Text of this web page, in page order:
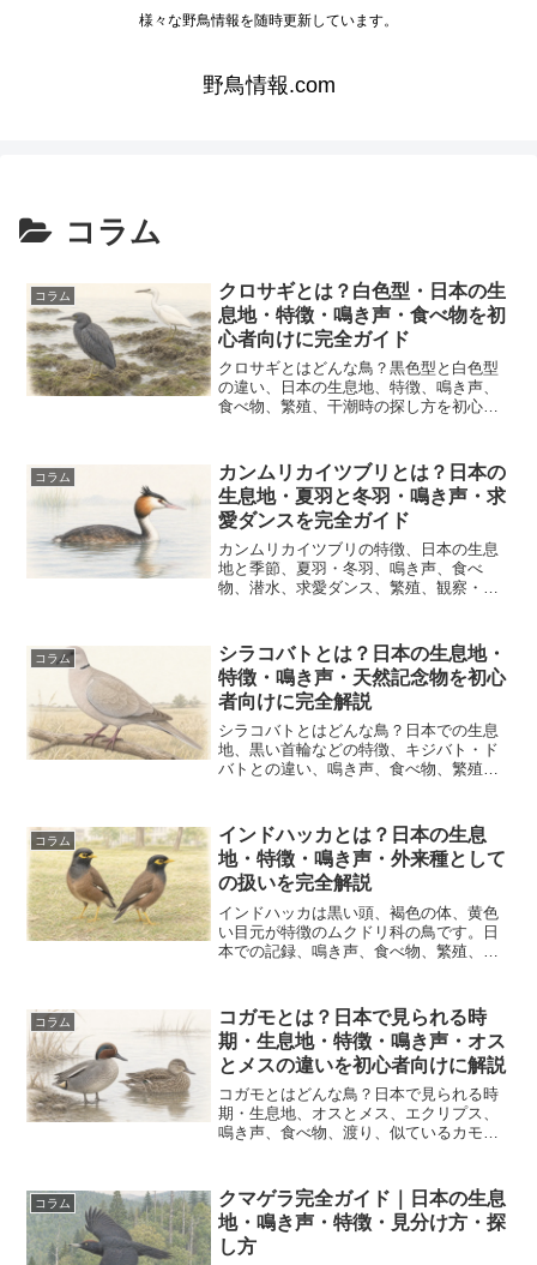
様々な野鳥情報を随時更新しています。
野鳥情報.com
コラム
コラム
クロサギとは？白色型・日本の生
息地・特徴・鳴き声・食べ物を初
心者向けに完全ガイド
クロサギとはどんな鳥？黒色型と白色型
の違い、日本の生息地、特徴、鳴き声、
食べ物、繁殖、干潮時の探し方を初心者
コラム
カンムリカイツブリとは？日本の
生息地・夏羽と冬羽・鳴き声・求
愛ダンスを完全ガイド
カンムリカイツブリの特徴、日本の生息
地と季節、夏羽・冬羽、鳴き声、食べ
物、潜水、求愛ダンス、繁殖、観察・撮
コラム
シラコバトとは？日本の生息地・
特徴・鳴き声・天然記念物を初心
者向けに完全解説
シラコバトとはどんな鳥？日本での生息
地、黒い首輪などの特徴、キジバト・ド
バトとの違い、鳴き声、食べ物、繁殖、
コラム
インドハッカとは？日本の生息
地・特徴・鳴き声・外来種として
の扱いを完全解説
インドハッカは黒い頭、褐色の体、黄色
い目元が特徴のムクドリ科の鳥です。日
本での記録、鳴き声、食べ物、繁殖、似
コラム
コガモとは？日本で見られる時
期・生息地・特徴・鳴き声・オス
とメスの違いを初心者向けに解説
コガモとはどんな鳥？日本で見られる時
期・生息地、オスとメス、エクリプス、
鳴き声、食べ物、渡り、似ているカモと
コラム
クマゲラ完全ガイド｜日本の生息
地・鳴き声・特徴・見分け方・探
し方